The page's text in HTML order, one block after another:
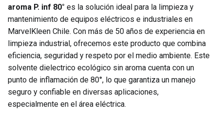
aroma P. inf 80° es la solución ideal para la limpieza y
mantenimiento de equipos eléctricos e industriales en
MarvelKleen Chile. Con más de 50 años de experiencia en
limpieza industrial, ofrecemos este producto que combina
eficiencia, seguridad y respeto por el medio ambiente. Este
solvente dielectrico ecológico sin aroma cuenta con un
punto de inflamación de 80°, lo que garantiza un manejo
seguro y confiable en diversas aplicaciones,
especialmente en el área eléctrica.